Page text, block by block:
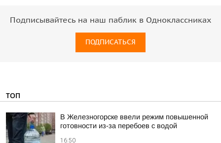
Подписывайтесь на наш паблик в Одноклассниках
ПОДПИСАТЬСЯ
ТОП
В Железногорске ввели режим повышенной
готовности из-за перебоев с водой
16:50